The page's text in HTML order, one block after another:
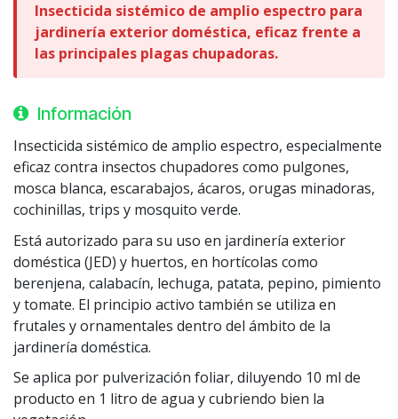
Insecticida sistémico de amplio espectro para
jardinería exterior doméstica, eficaz frente a
las principales plagas chupadoras.
Información
Insecticida sistémico de amplio espectro, especialmente
eficaz contra insectos chupadores como pulgones,
mosca blanca, escarabajos, ácaros, orugas minadoras,
cochinillas, trips y mosquito verde.
Está autorizado para su uso en jardinería exterior
doméstica (JED) y huertos, en hortícolas como
berenjena, calabacín, lechuga, patata, pepino, pimiento
y tomate. El principio activo también se utiliza en
frutales y ornamentales dentro del ámbito de la
jardinería doméstica.
Se aplica por pulverización foliar, diluyendo 10 ml de
producto en 1 litro de agua y cubriendo bien la